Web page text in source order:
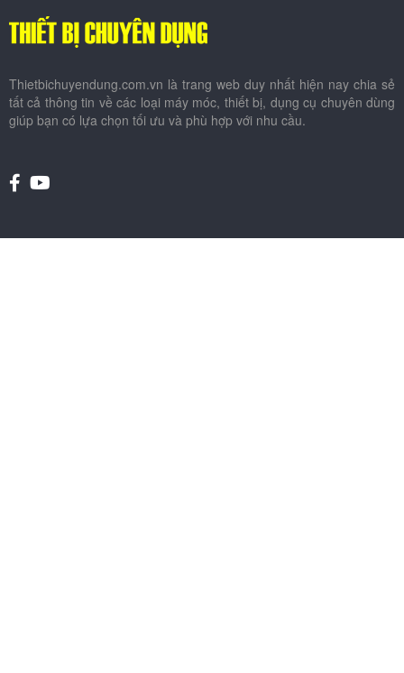
Thietbichuyendung.com.vn là trang web duy nhất hiện nay chia sẻ
tất cả thông tin về các loại máy móc, thiết bị, dụng cụ chuyên dùng
giúp bạn có lựa chọn tối ưu và phù hợp với nhu cầu.